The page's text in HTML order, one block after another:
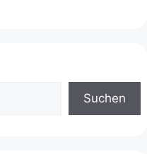
Suchen